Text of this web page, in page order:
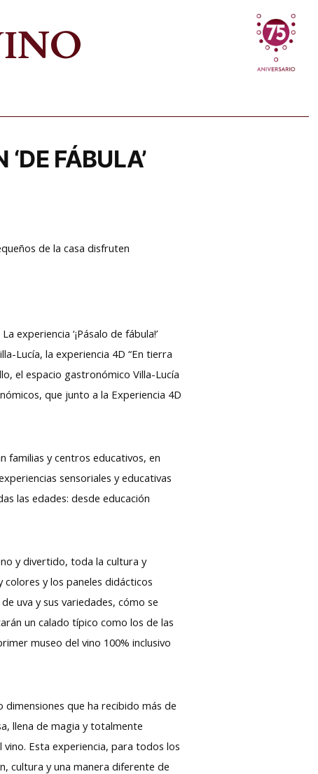
FÁBULA’
de la casa disfruten
experiencia ‘¡Pásalo de fábula!’
Lucía, la experiencia 4D “En tierra
el espacio gastronómico Villa-Lucía
que junto a la Experiencia 4D
familias y centros educativos, en
sensoriales y educativas
las edades: desde educación
y divertido, toda la cultura y
y los paneles didácticos
uva y sus variedades, cómo se
un calado típico como los de las
museo del vino 100% inclusivo
que ha recibido más de
llena de magia y totalmente
vino. Esta experiencia, para todos los
cultura y una manera diferente de